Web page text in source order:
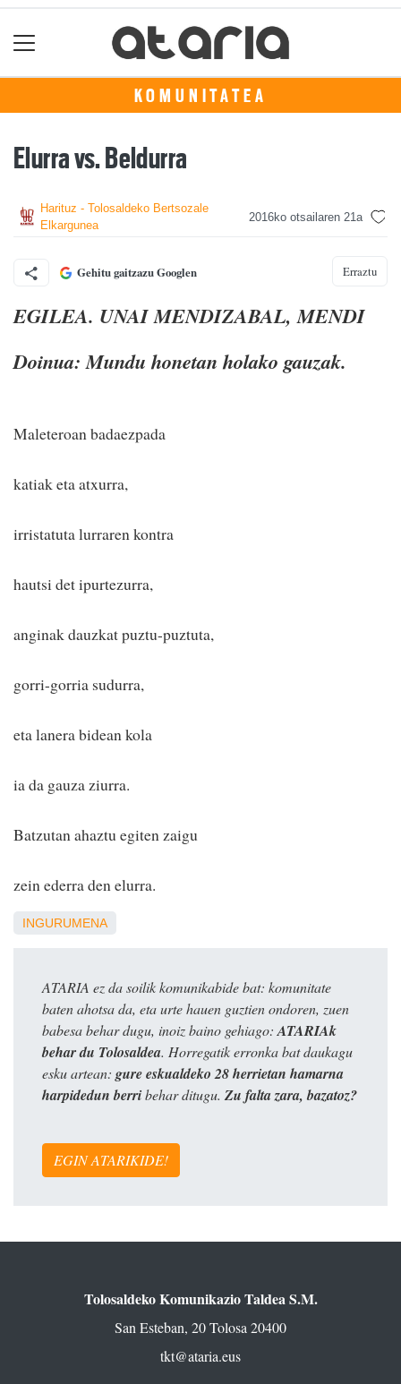
KOMUNITATEA
Elurra vs. Beldurra
Harituz - Tolosaldeko Bertsozale
Elkargunea
2016ko otsailaren 21a
Gehitu gaitzazu Googlen Erraztu
EGILEA. UNAI MENDIZABAL, MENDI
Doinua: Mundu honetan holako gauzak.
Maleteroan badaezpada
katiak eta atxurra,
irristatuta lurraren kontra
hautsi det ipurtezurra,
anginak dauzkat puztu-puztuta,
gorri-gorria sudurra,
eta lanera bidean kola
ia da gauza ziurra.
Batzutan ahaztu egiten zaigu
zein ederra den elurra.
INGURUMENA
ATARIA ez da soilik komunikabide bat: komunitate
baten ahotsa da, eta urte hauen guztien ondoren, zuen
babesa behar dugu, inoiz baino gehiago: ATARIAk
behar du Tolosaldea. Horregatik erronka bat daukagu
esku artean: gure eskualdeko 28 herrietan hamarna
harpidedun berribehar ditugu. Zu falta zara, bazatoz?
EGIN ATARIKIDE!
Tolosaldeko Komunikazio Taldea S.M.
San Esteban, 20 Tolosa 20400
tkt@ataria.eus